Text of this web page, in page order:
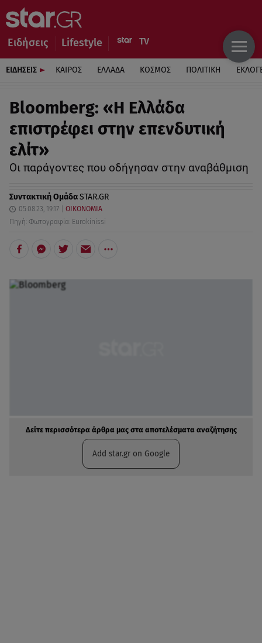
Ειδήσεις Lifestyle
ΕΙΔΗΣΕΙΣ ΚΑΙΡΟΣ ΕΛΛΑΔΑ ΚΟΣΜΟΣ ΠΟΛΙΤΙΚΗ
Bloomberg: «H Ελλάδα
επιστρέφει στην επενδυτική
ελίτ»
Οι παράγοντες που οδήγησαν στην αναβάθμιση
Συντακτική ΟμάδαSTAR.GR
05.08.23, 19:17
ΟΙΚΟΝΟΜΙΑ
Πηγή: Φωτογραφία: Eurokinissi
Δείτε περισσότερα άρθρα μας στα αποτελέσματα αναζήτησης
Add star.gr on Google